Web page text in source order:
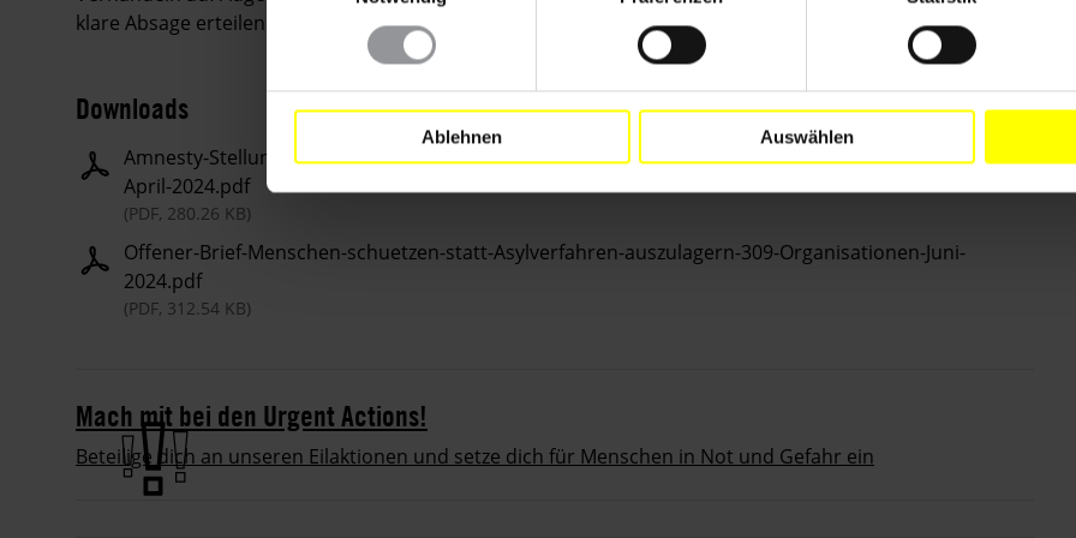
Ablehnen Auswählen
klare Absage erteilen.
Downloads
Amnesty-Stellungnahme-Asylverfahren-Auslagerung-Pruefantrag-Bundesinnenministerium-BMI-
April-2024.pdf
(PDF, 280.26 KB)
Offener-Brief-Menschen-schuetzen-statt-Asylverfahren-auszulagern-309-Organisationen-Juni-
2024.pdf
(PDF, 312.54 KB)
Mach mit bei den Urgent Actions!
Beteilige dich an unseren Eilaktionen und setze dich für Menschen in Not und Gefahr ein